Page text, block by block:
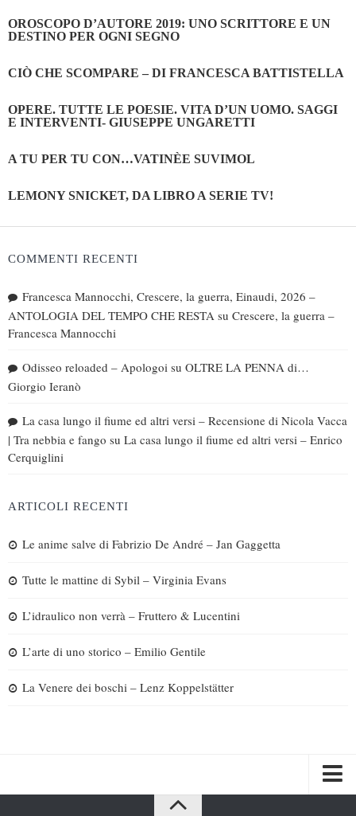
OROSCOPO D’AUTORE 2019: UNO SCRITTORE E UN
DESTINO PER OGNI SEGNO
CIÒ CHE SCOMPARE – DI FRANCESCA BATTISTELLA
OPERE. TUTTE LE POESIE. VITA D’UN UOMO. SAGGI
E INTERVENTI- GIUSEPPE UNGARETTI
A TU PER TU CON…VATINÈE SUVIMOL
LEMONY SNICKET, DA LIBRO A SERIE TV!
COMMENTI RECENTI
Francesca Mannocchi, Crescere, la guerra, Einaudi, 2026 –
ANTOLOGIA DEL TEMPO CHE RESTA su Crescere, la guerra –
Francesca Mannocchi
Odisseo reloaded – Apologoi su OLTRE LA PENNA di…
Giorgio Ieranò
La casa lungo il fiume ed altri versi – Recensione di Nicola Vacca
| Tra nebbia e fango su La casa lungo il fiume ed altri versi – Enrico
Cerquiglini
ARTICOLI RECENTI
Le anime salve di Fabrizio De André – Jan Gaggetta
Tutte le mattine di Sybil – Virginia Evans
L’idraulico non verrà – Fruttero & Lucentini
L’arte di uno storico – Emilio Gentile
La Venere dei boschi – Lenz Koppelstätter